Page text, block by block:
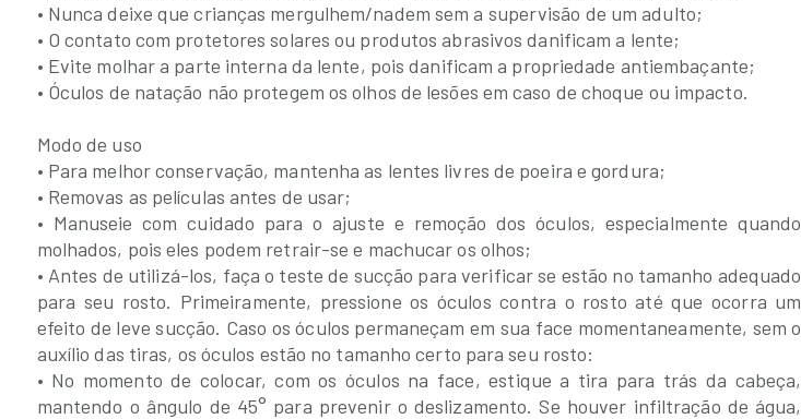
• Nunca deixe que crianças mergulhem/nadem sem a supervisão de um adulto;
• O contato com protetores solares ou produtos abrasivos danificam a lente;
• Evite molhar a parte interna da lente, pois danificam a propriedade antiembaçante;
• Óculos de natação não protegem os olhos de lesões em caso de choque ou impacto.
Modo de uso
• Para melhor conservação, mantenha as lentes livres de poeira e gordura;
• Removas as películas antes de usar;
• Manuseie com cuidado para o ajuste e remoção dos óculos, especialmente quando
molhados, pois eles podem retrair-se e machucar os olhos;
• Antes de utilizá-los, faça o teste de sucção para verificar se estão no tamanho adequado
para seu rosto. Primeiramente, pressione os óculos contra o rosto até que ocorra um
efeito de leve sucção. Caso os óculos permaneçam em sua face momentaneamente, sem o
auxílio das tiras, os óculos estão no tamanho certo para seu rosto:
• No momento de colocar, com os óculos na face, estique a tira para trás da cabeça,
mantendo o ângulo de 45° para prevenir o deslizamento. Se houver infiltração de água,